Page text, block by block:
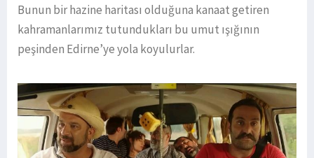
Bunun bir hazine haritası olduğuna kanaat getiren
kahramanlarımız tutundukları bu umut ışığının
peşinden Edirne’ye yola koyulurlar.